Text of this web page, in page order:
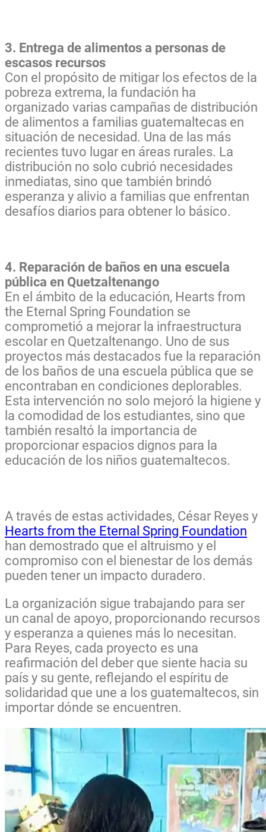
3. Entrega de alimentos a personas de
escasos recursos
Con el propósito de mitigar los efectos de la
pobreza extrema, la fundación ha
organizado varias campañas de distribución
de alimentos a familias guatemaltecas en
situación de necesidad. Una de las más
recientes tuvo lugar en áreas rurales. La
distribución no solo cubrió necesidades
inmediatas, sino que también brindó
esperanza y alivio a familias que enfrentan
desafíos diarios para obtener lo básico.
4. Reparación de baños en una escuela
pública en Quetzaltenango
En el ámbito de la educación, Hearts from
the Eternal Spring Foundation se
comprometió a mejorar la infraestructura
escolar en Quetzaltenango. Uno de sus
proyectos más destacados fue la reparación
de los baños de una escuela pública que se
encontraban en condiciones deplorables.
Esta intervención no solo mejoró la higiene y
la comodidad de los estudiantes, sino que
también resaltó la importancia de
proporcionar espacios dignos para la
educación de los niños guatemaltecos.
A través de estas actividades, César Reyes y
Hearts from the Eternal Spring Foundation
han demostrado que el altruismo y el
compromiso con el bienestar de los demás
pueden tener un impacto duradero.
La organización sigue trabajando para ser
un canal de apoyo, proporcionando recursos
y esperanza a quienes más lo necesitan.
Para Reyes, cada proyecto es una
reafirmación del deber que siente hacia su
país y su gente, reflejando el espíritu de
solidaridad que une a los guatemaltecos, sin
importar dónde se encuentren.